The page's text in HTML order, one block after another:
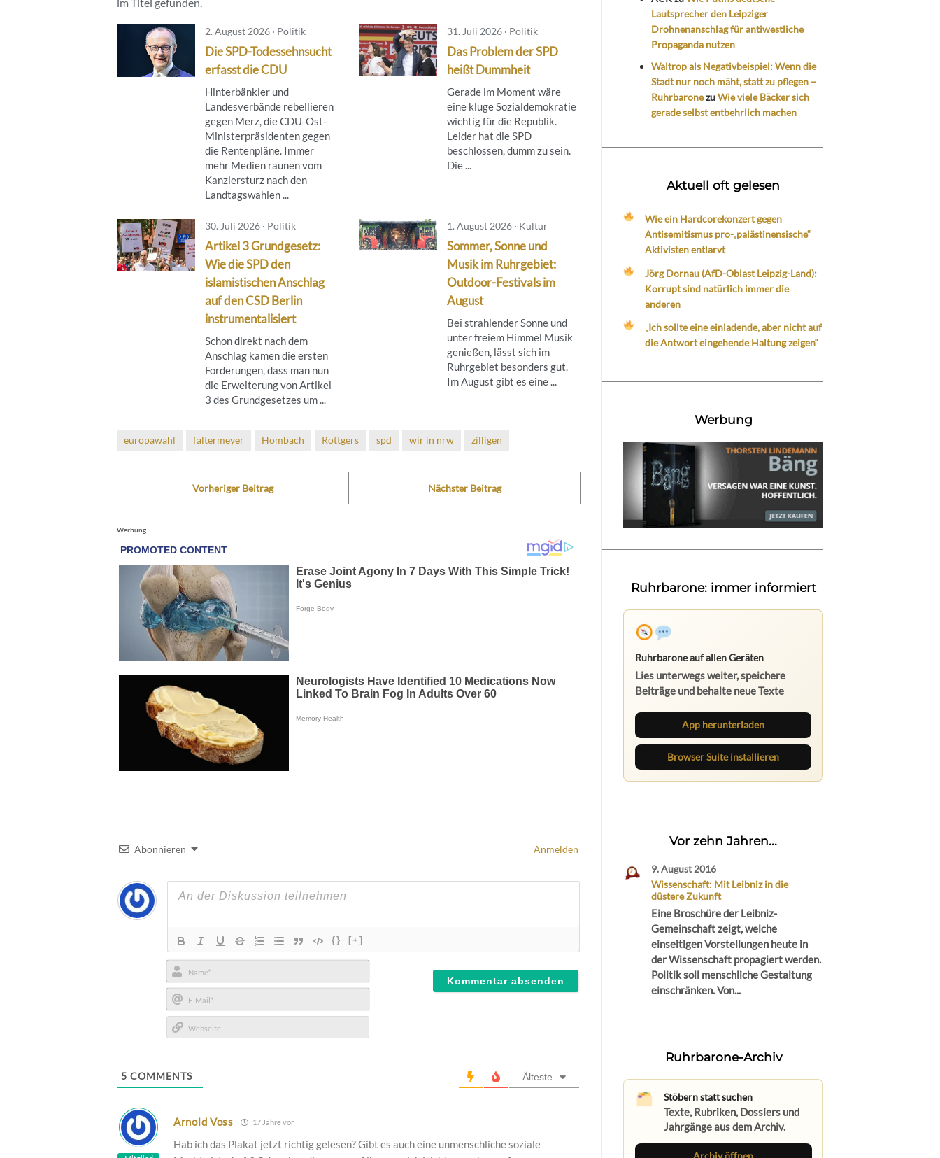
2. August 2026 · Politik
Die SPD-Todessehnsucht
erfasst die CDU
Hinterbänkler und
Landesverbände rebellieren
gegen Merz, die CDU-Ost-
Ministerpräsidenten gegen
die Rentenpläne. Immer
mehr Medien raunen vom
Kanzlersturz nach den
Landtagswahlen ...
31. Juli 2026 · Politik
Das Problem der SPD
heißt Dummheit
Gerade im Moment wäre
eine kluge Sozialdemokratie
wichtig für die Republik.
Leider hat die SPD
beschlossen, dumm zu sein.
Die ...
30. Juli 2026 · Politik
Artikel 3 Grundgesetz:
Wie die SPD den
islamistischen Anschlag
auf den CSD Berlin
instrumentalisiert
Schon direkt nach dem
Anschlag kamen die ersten
Forderungen, dass man nun
die Erweiterung von Artikel
3 des Grundgesetzes um ...
1. August 2026 · Kultur
Sommer, Sonne und
Musik im Ruhrgebiet:
Outdoor-Festivals im
August
Bei strahlender Sonne und
unter freiem Himmel Musik
genießen, lässt sich im
Ruhrgebiet besonders gut.
Im August gibt es eine ...
europawahl faltermeyer Hombach Röttgers spd wir in nrw zilligen
Vorheriger Beitrag Nächster Beitrag
Werbung
Abonnieren Anmelden
{} [+]
Name*
E-
Mail*
5 COMMENTS Älteste
Arnold Voss 17 Jahre vor
Hab ich das Plakat jetzt richtig gelesen? Gibt es auch eine unmenschliche soziale
Lautsprecher den Leipziger
Drohnenanschlag für antiwestliche
Propaganda nutzen
Waltrop als Negativbeispiel: Wenn die
Stadt nur noch mäht, statt zu pflegen –
RuhrbaronezuWie viele Bäcker sich
gerade selbst entbehrlich machen
Aktuell oft gelesen
Wie ein Hardcorekonzert gegen
Antisemitismus pro-„palästinensische“
Aktivisten entlarvt
Jörg Dornau (AfD-Oblast Leipzig-Land):
Korrupt sind natürlich immer die
anderen
„Ich sollte eine einladende, aber nicht auf
die Antwort eingehende Haltung zeigen“
Werbung
Ruhrbarone: immer informiert
Ruhrbarone auf allen Geräten
Lies unterwegs weiter, speichere
Beiträge und behalte neue Texte
App herunterladen
Browser Suite installieren
Vor zehn Jahren...
9. August 2016
Wissenschaft: Mit Leibniz in die
düstere Zukunft
Eine Broschüre der Leibniz-
Gemeinschaft zeigt, welche
einseitigen Vorstellungen heute in
der Wissenschaft propagiert werden.
Politik soll menschliche Gestaltung
einschränken. Von...
Ruhrbarone-Archiv
Stöbern statt suchen
Texte, Rubriken, Dossiers und
Jahrgänge aus dem Archiv.
Archiv öffnen